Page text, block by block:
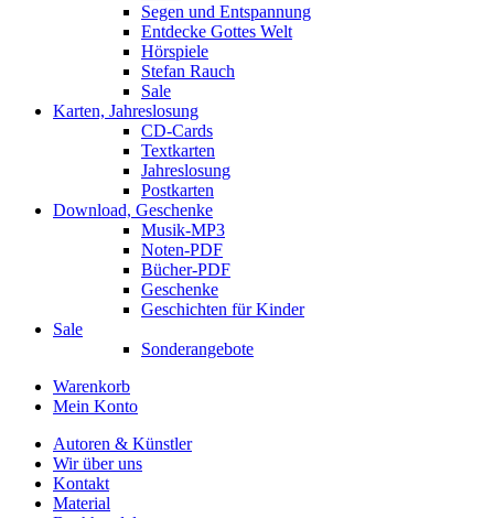
Segen und Entspannung
Entdecke Gottes Welt
Hörspiele
Stefan Rauch
Sale
Karten, Jahreslosung
CD-Cards
Textkarten
Jahreslosung
Postkarten
Download, Geschenke
Musik-MP3
Noten-PDF
Bücher-PDF
Geschenke
Geschichten für Kinder
Sale
Sonderangebote
Warenkorb
Mein Konto
Autoren & Künstler
Wir über uns
Kontakt
Material